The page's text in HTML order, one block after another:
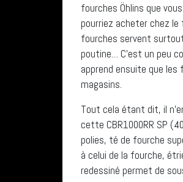
fourches Öhlins que
pourriez acheter chez
fourches servent
poutine… C’est un peu
apprend ensuite que
magasins.
Tout cela étant dit, il
cette CBR1000RR SP
polies, té de fourche
à celui de la fourche,
redessiné permet de